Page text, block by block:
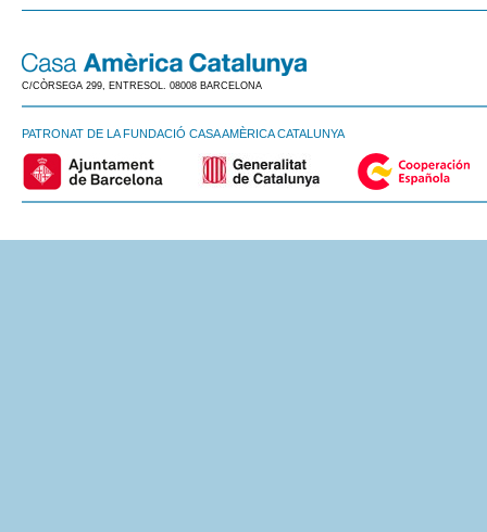
C/CÒRSEGA 299, ENTRESOL. 08008 BARCELONA
PATRONAT DE LA FUNDACIÓ CASA AMÈRICA CATALUNYA